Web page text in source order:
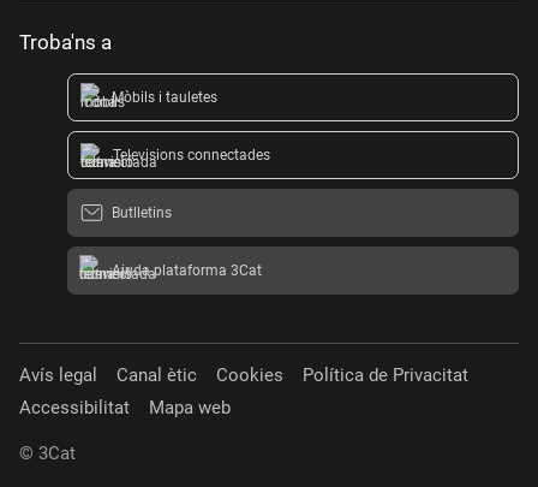
Troba'ns a
Mòbils i tauletes
Televisions connectades
Butlletins
Ajuda plataforma 3Cat
Avís legal Canal ètic Cookies
Política de Privacitat
Accessibilitat
Mapa web
© 3Cat